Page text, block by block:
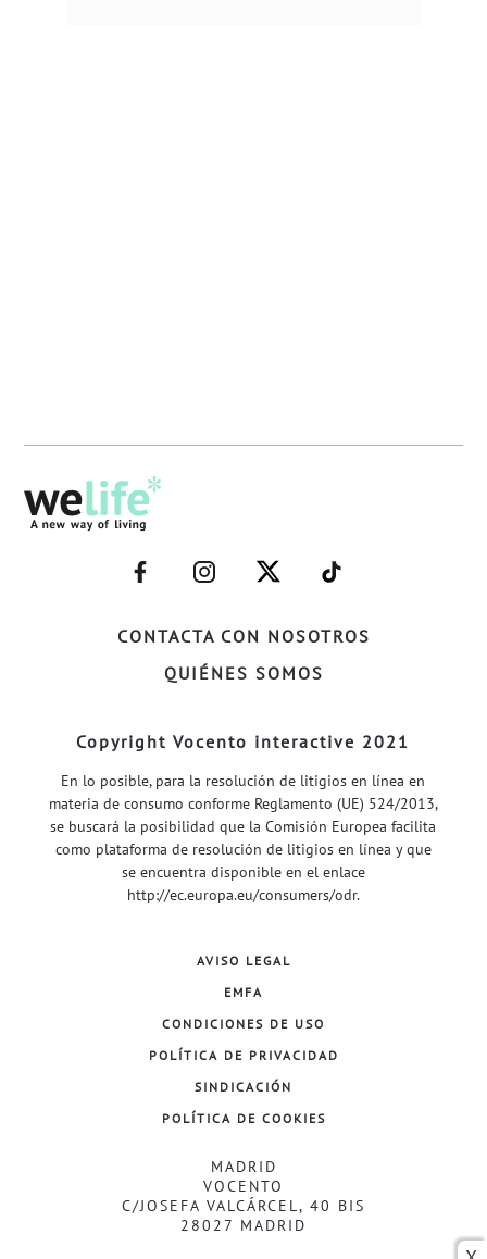
CONTACTA CON NOSOTROS
QUIÉNES SOMOS
–
FACEBOOK–
–
INSTAGRAM–
–
TWITTER–
–
WELIFE–
Copyright Vocento interactive 2021
En lo posible, para la resolución de litigios en línea en
materia de consumo conforme Reglamento (UE) 524/2013,
se buscará la posibilidad que la Comisión Europea facilita
como plataforma de resolución de litigios en línea y que
se encuentra disponible en el enlace
http://ec.europa.eu/consumers/odr.
AVISO LEGAL
EMFA
CONDICIONES DE USO
POLÍTICA DE PRIVACIDAD
SINDICACIÓN
POLÍTICA DE COOKIES
MADRID
VOCENTO
C/JOSEFA VALCÁRCEL, 40 BIS
28027 MADRID